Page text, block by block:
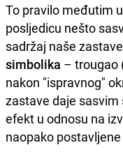
To pravilo međutim
posljedicu nešto
sadržaj naše
simbolika – trougao
nakon "ispravnog"
zastave daje
efekt u odnosu na
naopako